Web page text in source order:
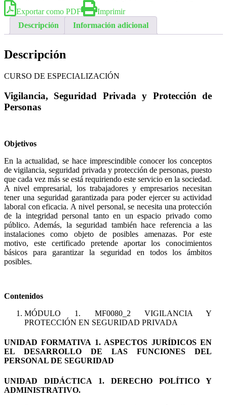
Exportar como PDF
Imprimir
Descripción
Información adicional
Descripción
CURSO DE ESPECIALIZACIÓN
Vigilancia, Seguridad Privada y Protección de
Personas
Objetivos
En la actualidad, se hace imprescindible conocer los conceptos
de vigilancia, seguridad privada y protección de personas, puesto
que cada vez más se está requiriendo este servicio en la sociedad.
A nivel empresarial, los trabajadores y empresarios necesitan
tener una seguridad garantizada para poder ejercer su actividad
laboral con eficacia. A nivel personal, se necesita una protección
de la integridad personal tanto en un espacio privado como
público. Además, la seguridad también hace referencia a las
instalaciones como objeto de posibles amenazas. Por este
motivo, este certificado pretende aportar los conocimientos
básicos para garantizar la seguridad en todos los ámbitos
posibles.
Contenidos
MÓDULO 1. MF0080_2 VIGILANCIA Y
PROTECCIÓN EN SEGURIDAD PRIVADA
UNIDAD FORMATIVA 1. ASPECTOS JURÍDICOS EN
EL DESARROLLO DE LAS FUNCIONES DEL
PERSONAL DE SEGURIDAD
UNIDAD DIDÁCTICA 1. DERECHO POLÍTICO Y
ADMINISTRATIVO.